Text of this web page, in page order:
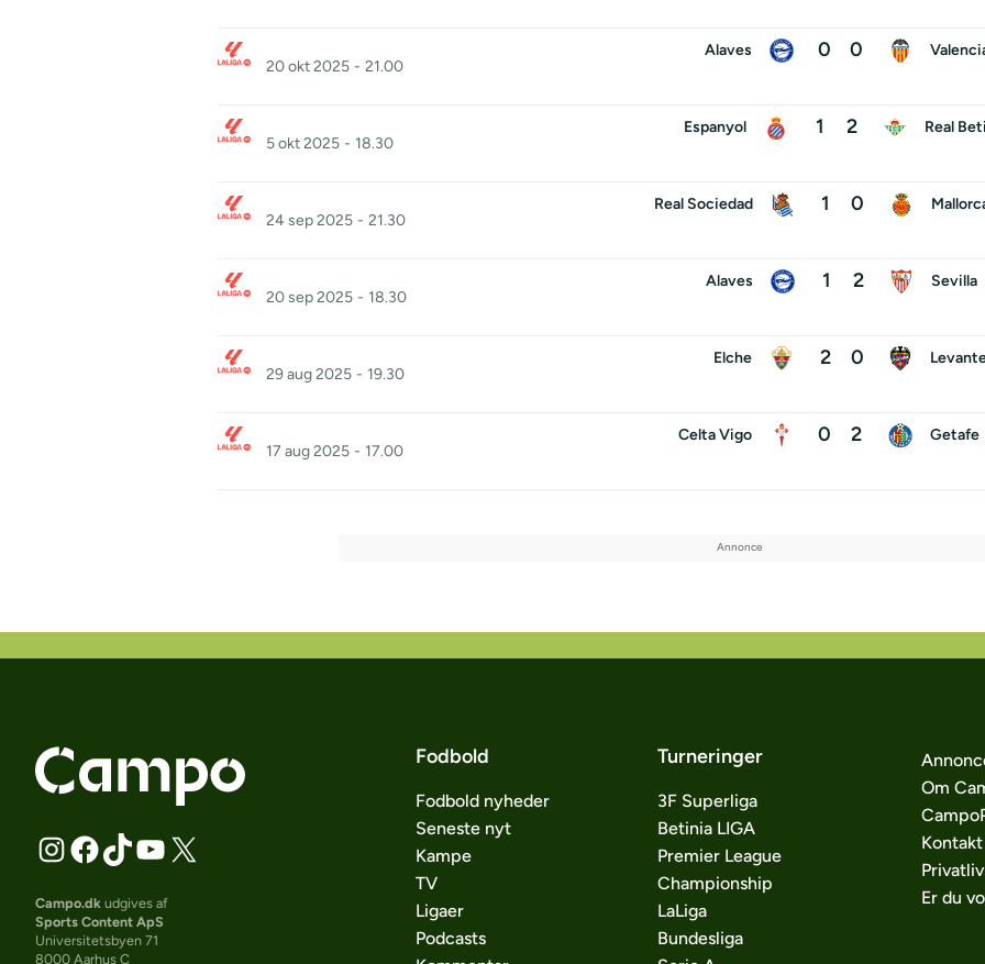
20 okt 2025 - 21.00
Alaves 0 0
5 okt 2025 - 18.30
Espanyol 1 2 Real
24 sep 2025 - 21.30
Real Sociedad 1 0
20 sep 2025 - 18.30
Alaves 1 2 Sevilla
29 aug 2025 - 19.30
Elche 2 0
17 aug 2025 - 17.00
Celta Vigo 0 2 Getafe
Campo.dk udgives af
Sports Content ApS
Universitetsbyen 71
8000 Aarhus C
Fodbold
Fodbold nyheder
Seneste nyt
Kampe
TV
Ligaer
Podcasts
Turneringer
3F Superliga
Betinia LIGA
Premier League
Championship
LaLiga
Bundesliga
Om
Kontakt
Er du